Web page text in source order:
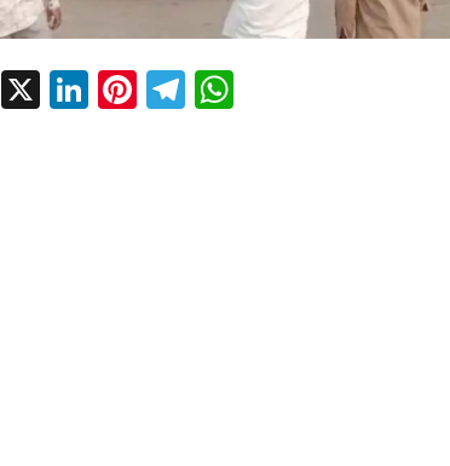
Facebook
X LinkedIn
Pinterest
Telegram